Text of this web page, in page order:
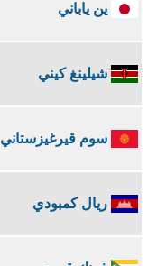
ين ياباني
شيلينغ كيني
سوم قيرغيزستاني
ريال كمبودي